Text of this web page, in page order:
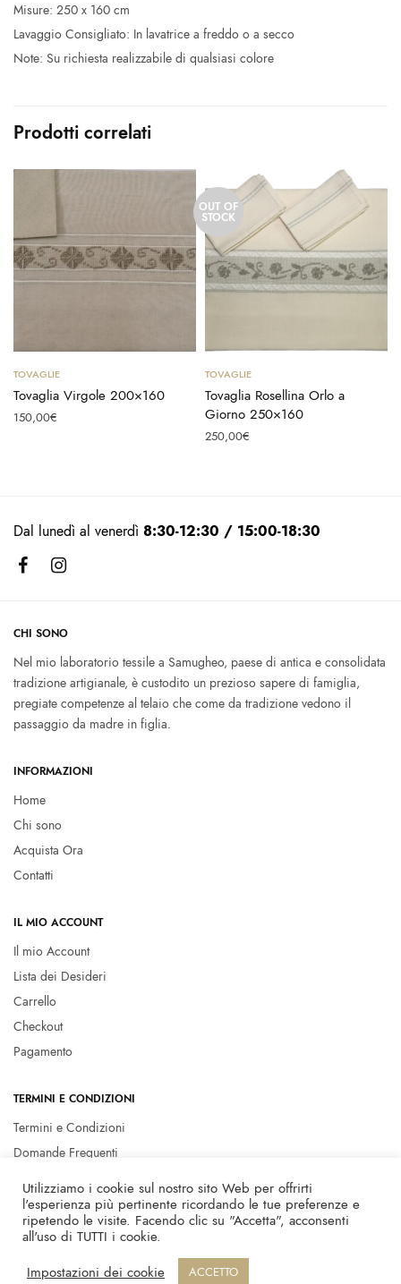
Misure: 250 x 160 cm
Lavaggio Consigliato: In lavatrice a freddo o a secco
Note: Su richiesta realizzabile di qualsiasi colore
Prodotti correlati
Aggiungi al carrello
TOVAGLIE
Tovaglia Virgole 200×160
150,00€
OUT OF
STOCK
TOVAGLIE
Tovaglia Rosellina Orlo a
Giorno 250×160
250,00€
Dal lunedì al venerdì8:30-12:30 / 15:00-18:30
CHI SONO
Nel mio laboratorio tessile a Samugheo, paese di antica e consolidata
tradizione artigianale, è custodito un prezioso sapere di famiglia,
pregiate competenze al telaio che come da tradizione vedono il
passaggio da madre in figlia.
INFORMAZIONI
Home
Chi sono
Acquista Ora
Contatti
IL MIO ACCOUNT
Il mio Account
Lista dei Desideri
Carrello
Checkout
Pagamento
TERMINI E CONDIZIONI
Termini e Condizioni
Domande Frequenti
Privacy policy
Cookie Policy
Utilizziamo i cookie sul nostro sito Web per offrirti
l'esperienza più pertinente ricordando le tue preferenze e
ripetendo le visite. Facendo clic su "Accetta", acconsenti
all'uso di TUTTI i cookie.
Impostazioni dei cookie
ACCETTO